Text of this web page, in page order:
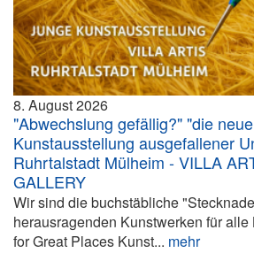
8. August 2026
"Abwechslung gefällig?" "die
Kunstausstellung ausgefallener
Ruhrtalstadt Mülheim - VILLA
GALLERY
Wir sind die buchstäbliche
herausragenden Kunstwerken für alle
for Great Places Kunst... mehr